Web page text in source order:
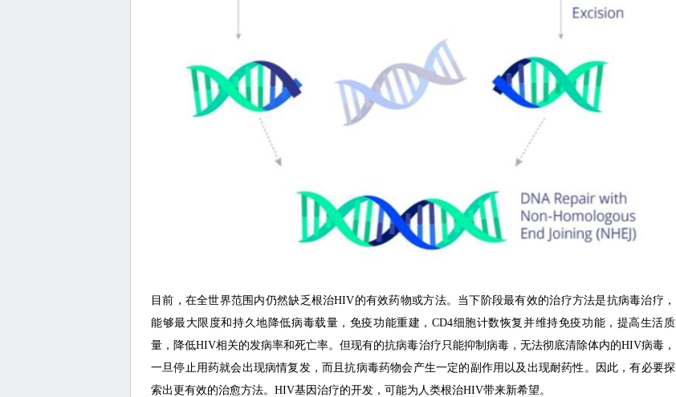
目前，在全世界范围内仍然缺乏根治HIV的有效药物或方法。当下阶段最有效的治疗方法是抗病毒治疗，
能够最大限度和持久地降低病毒载量，免疫功能重建，CD4细胞计数恢复并维持免疫功能，提高生活质
量，降低HIV相关的发病率和死亡率。但现有的抗病毒治疗只能抑制病毒，无法彻底清除体内的HIV病毒，
一旦停止用药就会出现病情复发，而且抗病毒药物会产生一定的副作用以及出现耐药性。因此，有必要探
索出更有效的治愈方法。HIV基因治疗的开发，可能为人类根治HIV带来新希望。